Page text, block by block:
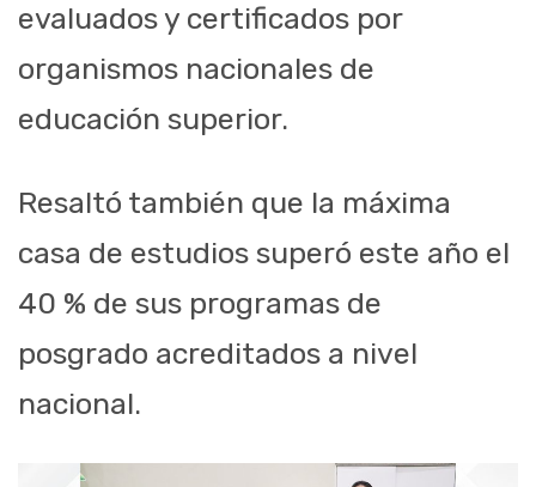
evaluados y certificados por
organismos nacionales de
educación superior.
Resaltó también que la máxima
casa de estudios superó este año el
40 % de sus programas de
posgrado acreditados a nivel
nacional.